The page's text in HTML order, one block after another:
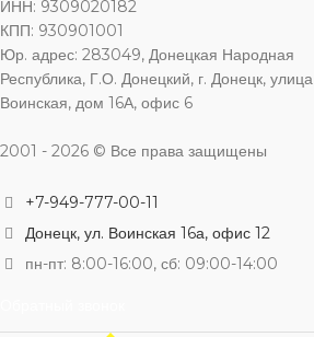
ДИАМЕТР ГОЛОВКИ 30 мм
ВЫСОТА ГОЛОВКИ
ПРОФИЛЬ РЕЗЬБЫ треугольная
УСЛОВНОЕ ДАВЛЕНИЕ Ру 16
ТИП ПРИСОЕДИНЕНИЯ
ИНН: 9309020182
КПП: 930901001
Юр. адрес: 283049, Донецкая Народная
Республика, Г.О. Донецкий, г. Донецк, улица
Воинская, дом 16А, офис 6
2001 - 2026 © Все права защищены
+7-949-777-00-11
Донецк, ул. Воинская 16а, офис 12
пн-пт: 8:00-16:00, сб: 09:00-14:00